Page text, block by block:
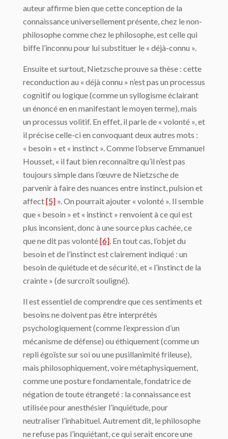
auteur affirme bien que cette conception de la
connaissance universellement présente, chez le non-
philosophe comme chez le philosophe, est celle qui
biffe l’inconnu pour lui substituer le « déjà-connu ».
Ensuite et surtout, Nietzsche prouve sa thèse : cette
reconduction au « déjà connu » n’est pas un processus
cognitif ou logique (comme un syllogisme éclairant
un énoncé en en manifestant le moyen terme), mais
un processus volitif. En effet, il parle de « volonté », et
il précise celle-ci en convoquant deux autres mots :
« besoin » et « instinct ». Comme l’observe Emmanuel
Housset, « il faut bien reconnaître qu’il n’est pas
toujours simple dans l’œuvre de Nietzsche de
parvenir à faire des nuances entre instinct, pulsion et
affect[5] ». On pourrait ajouter « volonté ». Il semble
que « besoin » et « instinct » renvoient à ce qui est
plus inconsient, donc à une source plus cachée, ce
que ne dit pas volonté[6]. En tout cas, l’objet du
besoin et de l’instinct est clairement indiqué : un
besoin de quiétude et de sécurité, et « l’instinct de la
crainte » (de surcroît souligné).
Il est essentiel de comprendre que ces sentiments et
besoins ne doivent pas être interprétés
psychologiquement (comme l’expression d’un
mécanisme de défense) ou éthiquement (comme un
repli égoïste sur soi ou une pusillanimité frileuse),
mais philosophiquement, voire métaphysiquement,
comme une posture fondamentale, fondatrice de
négation de toute étrangeté : la connaissance est
utilisée pour anesthésier l’inquiétude, pour
neutraliser l’inhabituel. Autrement dit, le philosophe
ne refuse pas l’inquiétant, ce qui serait encore une